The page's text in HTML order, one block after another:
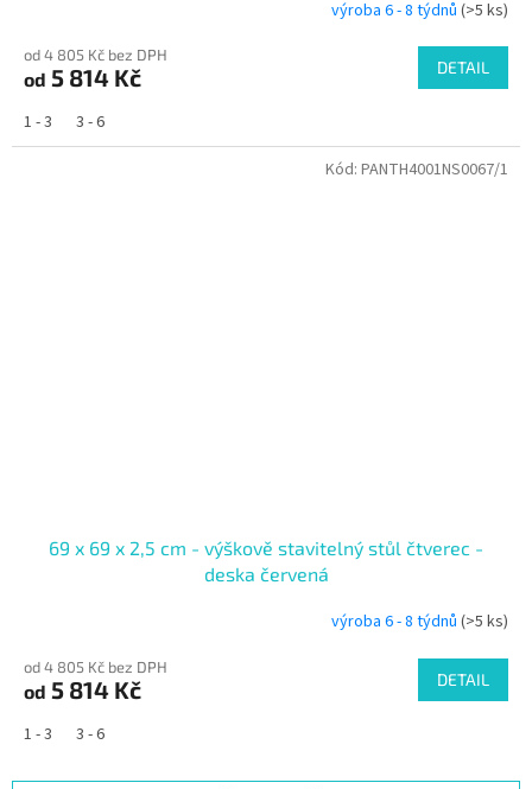
výroba 6 - 8 týdnů (>5 ks)
od 4 805 Kč bez DPH
od 5 814 Kč DETAIL
1 - 3 3 - 6
69 x 69 x 2,5 cm - výškově stavitelný stůl čtverec -
deska červená
výroba 6 - 8 týdnů (>5 ks)
od 4 805 Kč bez DPH
od 5 814 Kč DETAIL
1 - 3 3 - 6
Kód: PANTH4001NS0067/1